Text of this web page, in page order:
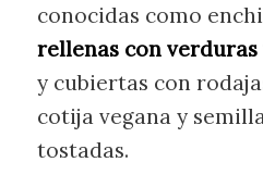
conocidas como
rellenas con verduras
y cubiertas con
cotija vegana y
tostadas.